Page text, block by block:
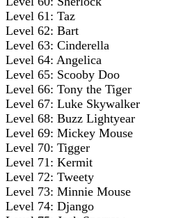
Level 61: Taz
Level 62: Bart
Level 63: Cinderella
Level 64: Angelica
Level 65: Scooby Doo
Level 66: Tony the Tiger
Level 67: Luke Skywalker
Level 68: Buzz Lightyear
Level 69: Mickey Mouse
Level 70: Tigger
Level 71: Kermit
Level 72: Tweety
Level 73: Minnie Mouse
Level 74: Django